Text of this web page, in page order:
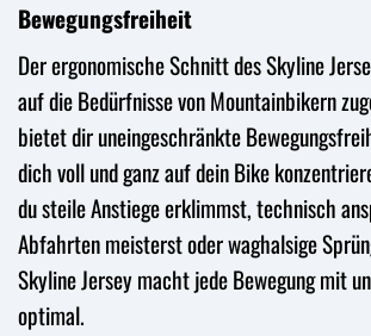
Bewegungsfreiheit
Der ergonomische Schnitt des Skyline
auf die Bedürfnisse von Mountainbikern
bietet dir uneingeschränkte
dich voll und ganz auf dein Bike
du steile Anstiege erklimmst, technisch
Abfahrten meisterst oder waghalsige
Skyline Jersey macht jede Bewegung mit
optimal.